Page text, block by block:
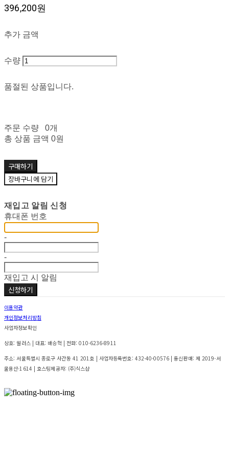
396,200원
추가 금액
수량
품절된 상품입니다.
주문 수량
0개
총 상품 금액 0원
구매하기
장바구니에 담기
재입고 알림 신청
휴대폰 번호
-
-
재입고 시 알림
신청하기
이용약관
개인정보처리방침
사업자정보확인
상호: 월러스 | 대표: 배승혁 | 전화: 010-6236-8911
주소: 서울특별시 종로구 사간동 41 201호 | 사업자등록번호: 432-40-00576| 통신판매: 제 2019-서
울용산-1614 | 호스팅제공자: (주)식스샵